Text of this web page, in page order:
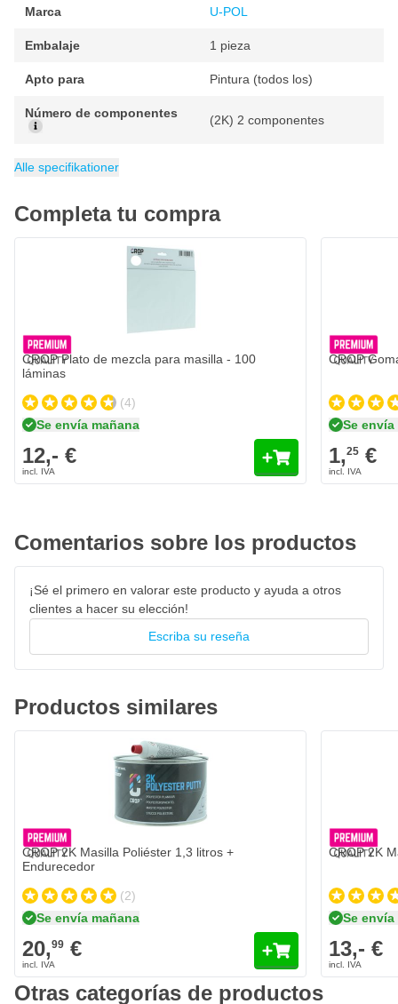
Incluye endurecedor
Marca U-POL
Embalaje 1 pieza
Apto para Pintura (todos los)
Número de componentes (2K) 2 componentes
Peso 1.1 kg
EAN 5010796100636
Contenido
Categoría
Alle specifikationer
Completa tu compra
CROP Plato de mezcla para masilla - 100
láminas
(4)
Se envía mañana
12,- €
CROP
Se envía
1,25 €
Comentarios sobre los productos
¡Sé el primero en valorar este producto y ayuda a otros
clientes a hacer su elección!
Escriba su reseña
Productos similares
CROP 2K Masilla Poliéster 1,3 litros +
Endurecedor
(2)
Se envía mañana
20,99 €
CROP 2K
Se envía
13,- €
Otras categorías de productos